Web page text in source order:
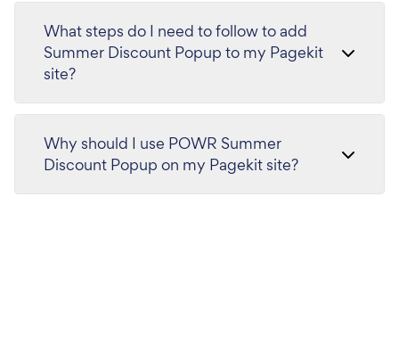
What steps do I need to follow to add
Summer Discount Popup to my Pagekit
site?
Why should I use POWR Summer
Discount Popup on my Pagekit site?